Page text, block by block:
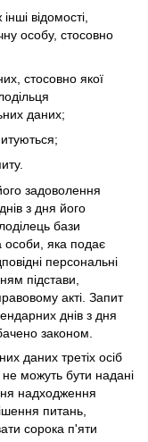
відомості,
особу, стосовно
стосовно якої
даних;
задоволення
з дня його
бази
особи, яка подає
персональні
підстави,
акті. Запит
днів з дня
законом.
даних третіх осіб
не можуть бути надані
надходження
питань,
сорока п'яти